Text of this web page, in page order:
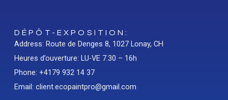
DÉPÔT-EXPOSITION:
Address: Route de Denges 8, 1027 Lonay, CH
Heures d’ouverture: LU-VE 7.30 – 16h
Phone: +4179 932 14 37
Email: client.ecopaintpro@gmail.com